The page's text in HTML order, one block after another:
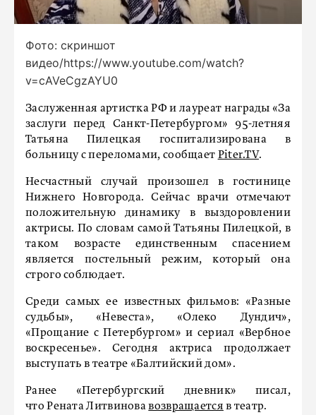
Фото: скриншот
видео/https://www.youtube.com/watch?
v=cAVeCgzAYU0
Заслуженная артистка РФ и лауреат награды «За
заслуги перед Санкт-Петербургом» 95-летняя
Татьяна Пилецкая госпитализирована в
больницу с переломами, сообщает Piter.TV.
Несчастный случай произошел в гостинице
Нижнего Новгорода. Сейчас врачи отмечают
положительную динамику в выздоровлении
актрисы. По словам самой Татьяны Пилецкой, в
таком возрасте единственным спасением
является постельный режим, который она
строго соблюдает.
Среди самых ее известных фильмов: «Разные
судьбы», «Невеста», «Олеко Дундич»,
«Прощание с Петербургом» и сериал «Вербное
воскресенье». Сегодня актриса продолжает
выступать в театре «Балтийский дом».
Ранее «Петербургский дневник» писал,
что Рената Литвиновавозвращается в театр.